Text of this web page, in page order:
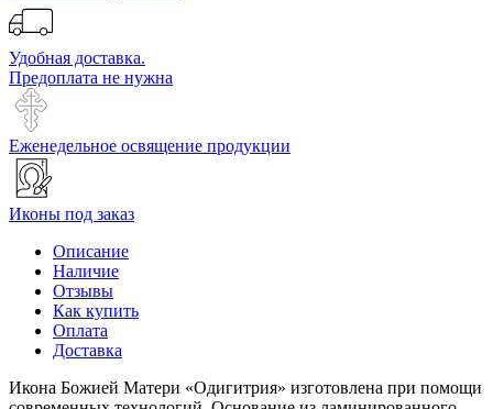
Удобная доставка.
Предоплата не нужна
Еженедельное освящение продукции
Иконы под заказ
Описание
Наличие
Отзывы
Как купить
Оплата
Доставка
Икона Божией Матери «Одигитрия» изготовлена при помощи